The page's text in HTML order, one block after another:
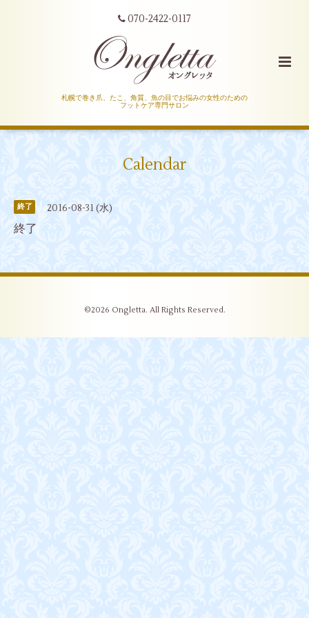
070-2422-0117
札幌で巻き爪、たこ、角質、魚の目でお悩みの女性のための
フットケア専門サロン
Calendar
終了 2016-08-31 (水)
終了
©2026 Ongletta. All Rights Reserved.